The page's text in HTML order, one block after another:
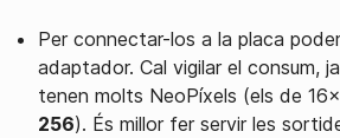
Per connectar-los a la placa
adaptador. Cal vigilar el consum,
tenen molts NeoPíxels (els de
256). És millor fer servir les